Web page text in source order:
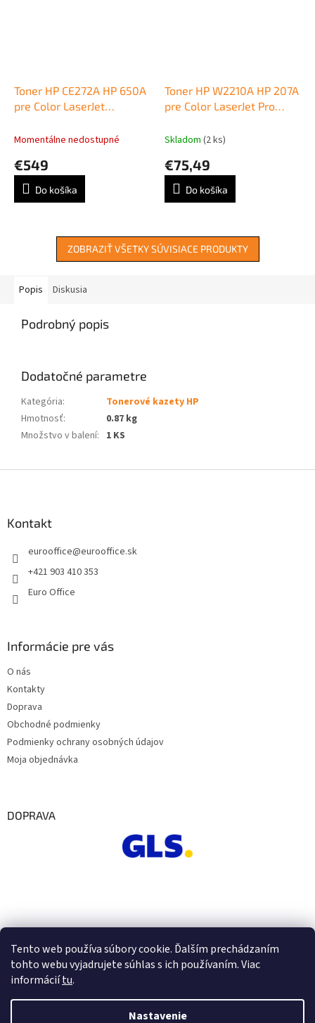
Tento web používa súbory cookie. Ďalším prechádzaním
tohto webu vyjadrujete súhlas s ich používaním. Viac
informáciítu.
Nastavenie
Toner HP CE272A HP 650A
pre Color LaserJet
yellow (15.000 str.)
Momentálne nedostupné
€549
Do košíka
Toner HP W2210A HP 207A
pre Color LaserJet Pro
black (1.350 str.)
Skladom (2 ks)
€75,49
Do košíka
ZOBRAZIŤ VŠETKY SÚVISIACE PRODUKTY
Popis Diskusia
Podrobný popis
Dodatočné parametre
Kategória:
Tonerové kazety HP
Hmotnosť:
0.87 kg
Množstvo v balení: 1 KS
Kontakt
eurooffice@eurooffice.sk
+421 903 410 353
Euro Office
Informácie pre vás
O nás
Kontakty
Doprava
Obchodné podmienky
Podmienky ochrany osobných údajov
Moja objednávka
DOPRAVA
Vytvoril Shoptet